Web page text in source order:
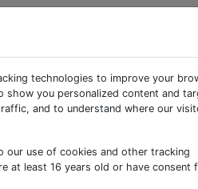
que
ait autant
technologies to improve your
show you personalized content and
and to understand where our
our use of cookies and other tracking
at least 16 years old or have consent